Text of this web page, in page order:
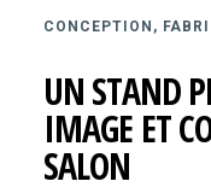
CONCEPTION,
UN STAND
IMAGE ET
SALON